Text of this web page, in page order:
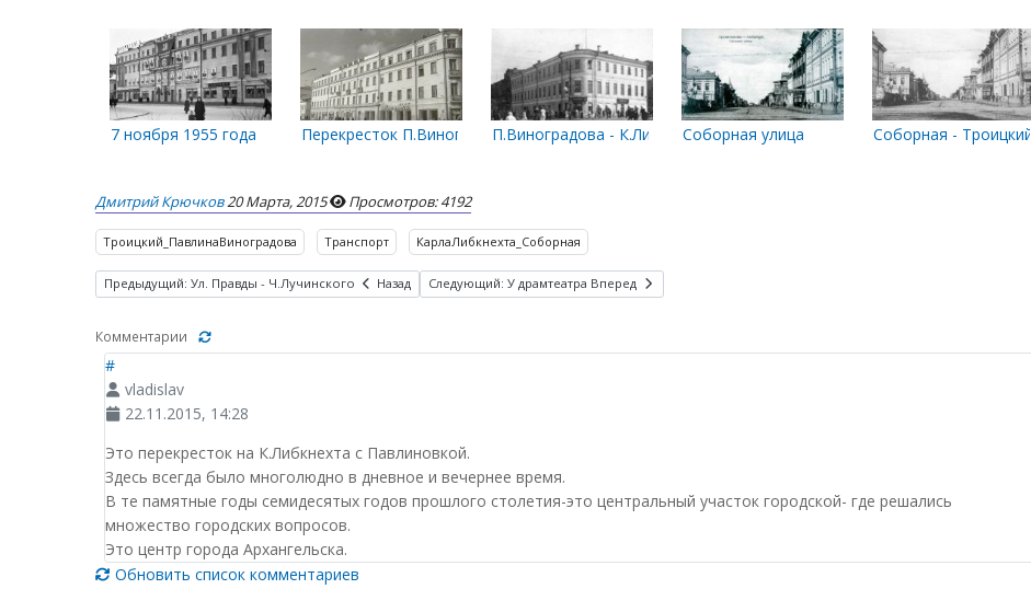
7 ноября 1955 года Перекресток П.Виноградова - К.Либкнехта. Май 1977 года
П.Виноградова - К.ЛибкнехтаСоборная улица Соборная - Троицкий
Дмитрий Крючков20 Марта, 2015 Просмотров: 4192
Троицкий_ПавлинаВиноградова Транспорт КарлаЛибкнехта_Соборная
Предыдущий: Ул. Правды - Ч.Лучинского Назад Следующий: У драмтеатра Вперед
Комментарии
#
vladislav
22.11.2015, 14:28
Это перекресток на К.Либкнехта с Павлиновкой.
Здесь всегда было многолюдно в дневное и вечернее время.
В те памятные годы семидесятых годов прошлого столетия-это центральный участок городской- где решались
множество городских вопросов.
Это центр города Архангельска.
Обновить список комментариев